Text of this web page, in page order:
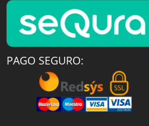
PAGO SEGURO: